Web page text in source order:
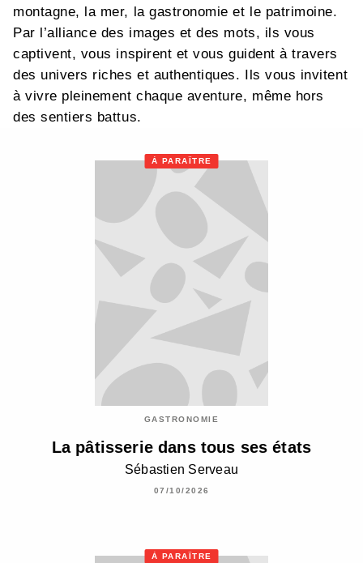
montagne, la mer, la gastronomie et le patrimoine.
Par l’alliance des images et des mots, ils vous
captivent, vous inspirent et vous guident à travers
des univers riches et authentiques. Ils vous invitent
à vivre pleinement chaque aventure, même hors
des sentiers battus.
À PARAÎTRE
GASTRONOMIE
La pâtisserie dans tous ses états
Sébastien Serveau
07/10/2026
À PARAÎTRE